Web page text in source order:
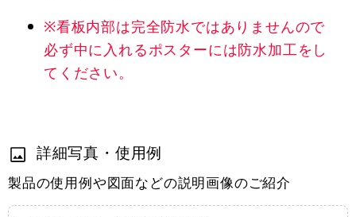
※看板内部は完全防水ではありませんので
必ず中に入れるポスターには防水加工をし
てください。
詳細写真・使用例
製品の使用例や図面などの説明画像のご紹介